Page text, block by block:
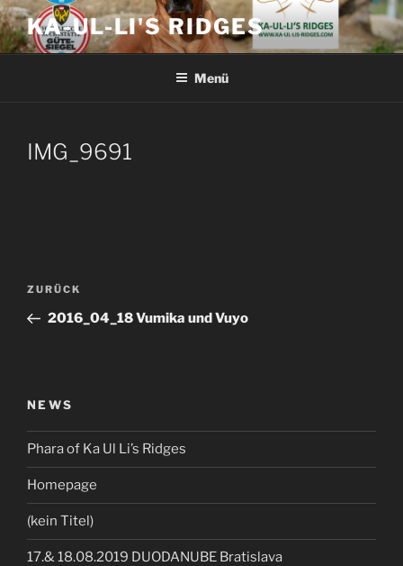
Zum
Inhalt
springen
KA-UL-LI'S RIDGES
Menü
IMG_9691
Beitragsnavigation
Vorheriger
Beitrag
ZURÜCK
2016_04_18 Vumika und Vuyo
NEWS
Phara of Ka Ul Li’s Ridges
Homepage
(kein Titel)
17.& 18.08.2019 DUODANUBE Bratislava